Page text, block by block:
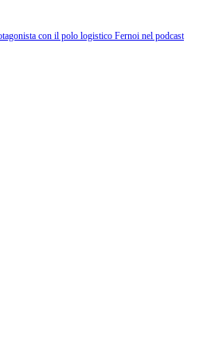
con il polo logistico Fernoi nel podcast